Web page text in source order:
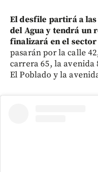
El desfile partirá a las
del Agua y tendrá un
finalizará en el sector
pasarán por la calle
carrera 65, la avenida
El Poblado y la